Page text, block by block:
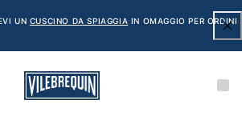
UN CUSCINO DA SPIAGGIA IN OMAGGIO PER ORDINI